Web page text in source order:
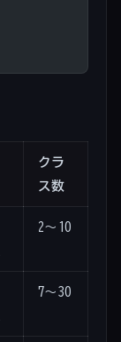
クラ
ス数
2〜10
7〜30